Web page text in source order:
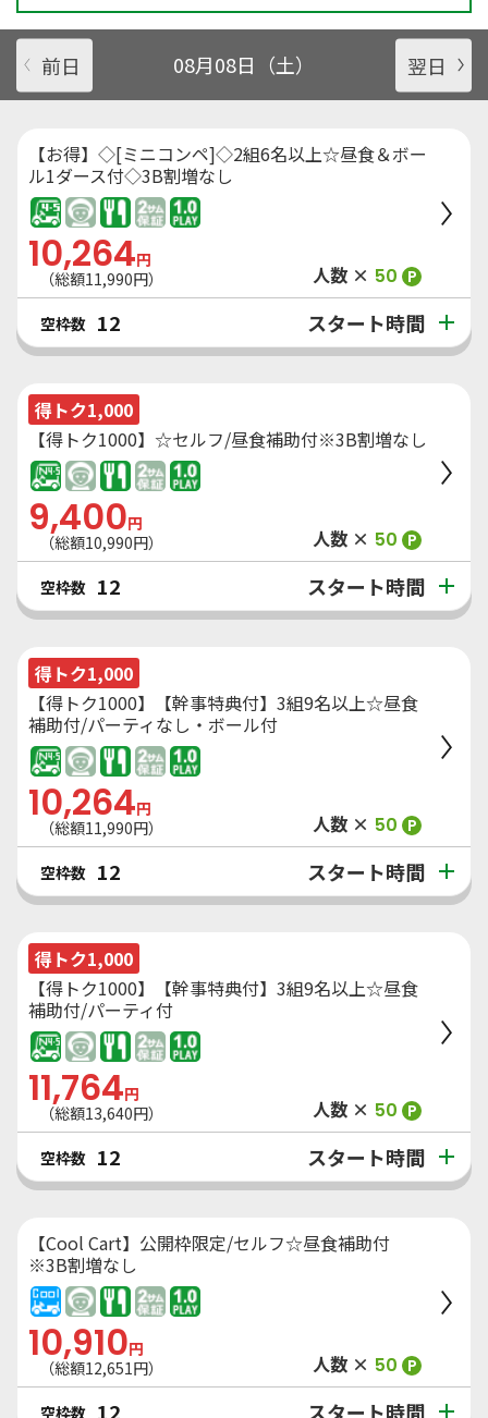
前日 08月08日（土） 翌日
【お得】◇[ミニコンペ]◇2組6名以上☆昼食＆ボー
ル1ダース付◇3B割増なし
10,264円
（総額11,990円） 人数 × 50 P
空枠数 12 スタート時間
得トク1,000
【得トク1000】☆セルフ/昼食補助付※3B割増なし
9,400円
（総額10,990円） 人数 × 50 P
空枠数 12 スタート時間
得トク1,000
【得トク1000】【幹事特典付】3組9名以上☆昼食
補助付/パーティなし・ボール付
10,264円
（総額11,990円） 人数 × 50 P
空枠数 12 スタート時間
得トク1,000
【得トク1000】【幹事特典付】3組9名以上☆昼食
補助付/パーティ付
11,764円
（総額13,640円） 人数 × 50 P
空枠数 12 スタート時間
【Cool Cart】公開枠限定/セルフ☆昼食補助付
※3B割増なし
10,910円
（総額12,651円） 人数 × 50 P
空枠数 12 スタート時間